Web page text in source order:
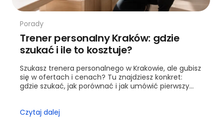
Porady
Trener personalny Kraków: gdzie
szukać i ile to kosztuje?
Szukasz trenera personalnego w Krakowie, ale gubisz
się w ofertach i cenach? Tu znajdziesz konkret:
gdzie szukać, jak porównać i jak umówić pierwszy
Czytaj dalej